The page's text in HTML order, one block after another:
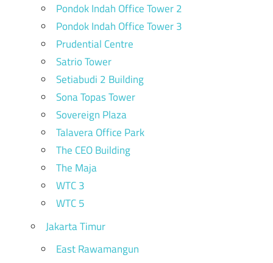
Pondok Indah Office Tower 2
Pondok Indah Office Tower 3
Prudential Centre
Satrio Tower
Setiabudi 2 Building
Sona Topas Tower
Sovereign Plaza
Talavera Office Park
The CEO Building
The Maja
WTC 3
WTC 5
Jakarta Timur
East Rawamangun